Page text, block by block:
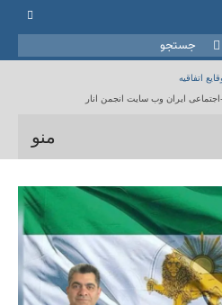
جستجو
اتفاقیه
ایران وب سایت انجمن انار
منو